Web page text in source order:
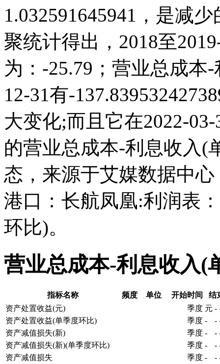
1.032591645941，是减
聚统计得出，2018至
为：-25.79；营业总成本
12-31有-
大变化;而且它在2022-
的营业总成本-利息收入(
态，来源于艾媒数据中
港口：长航凤凰:利润表
环比)。
营业总成本-利息收入(
指标名称 频度 单位 开始时间
结
资产处置收益(元)
季度 元 -
资产处置收益(单季度环比)
季度 - -
资产减值损失(新)
季度 - -
资产减值损失(新)(单季度环比)
季度 - -
资产减值损失
季度 - -